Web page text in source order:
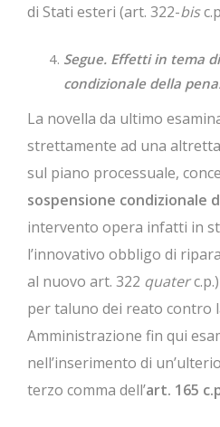
di Stati esteri (art. 322-bis
Segue. Effetti in tema
condizionale della
La novella da ultimo
strettamente ad una
sul piano processuale,
sospensione condizionale
intervento opera infatti in
l’innovativo obbligo di
al nuovo art. 322 quater
per taluno dei reato contro
Amministrazione fin qui
nell’inserimento di
terzo comma dell’art. 165